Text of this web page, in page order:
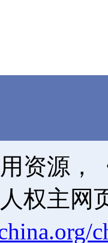
资源，
权主网